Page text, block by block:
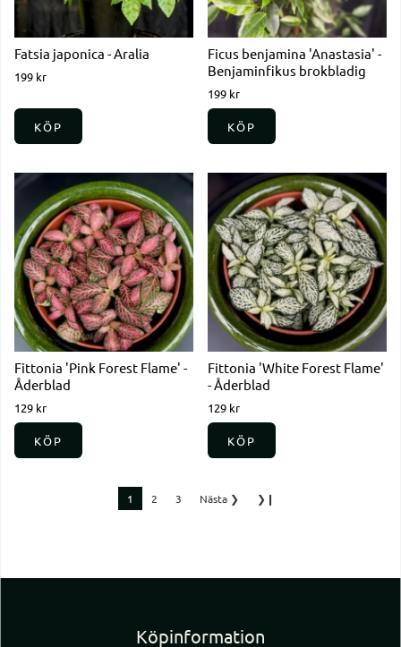
Fatsia japonica - Aralia
199 kr
KÖP
Ficus benjamina 'Anastasia' -
Benjaminfikus brokbladig
199 kr
KÖP
Fittonia 'Pink Forest Flame' -
Åderblad
129 kr
KÖP
Fittonia 'White Forest Flame'
- Åderblad
129 kr
KÖP
1 2 3 Nästa ❯ ❯❙
Köpinformation